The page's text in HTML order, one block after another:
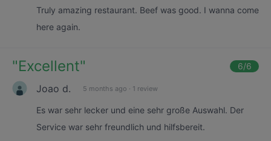
Truly amazing restaurant. Beef was good. I wanna come
here again.
"Excellent" 6/6
Joao d. 5 months ago · 1 review
Es war sehr lecker und eine sehr große Auswahl. Der
Service war sehr freundlich und hilfsbereit.